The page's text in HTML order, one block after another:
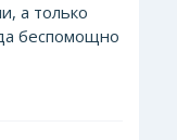
а только
беспомощно